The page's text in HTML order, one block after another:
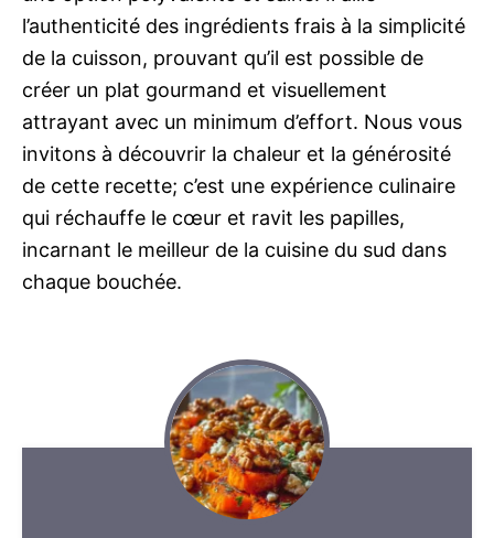
l’authenticité des ingrédients frais à la simplicité
de la cuisson, prouvant qu’il est possible de
créer un plat gourmand et visuellement
attrayant avec un minimum d’effort. Nous vous
invitons à découvrir la chaleur et la générosité
de cette recette; c’est une expérience culinaire
qui réchauffe le cœur et ravit les papilles,
incarnant le meilleur de la cuisine du sud dans
chaque bouchée.